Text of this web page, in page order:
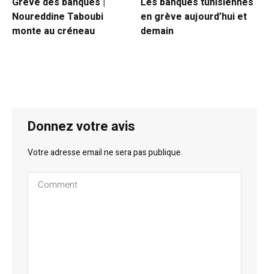
Noureddine Taboubi
monte au créneau
en grève aujourd’hui et
demain
Donnez votre avis
Votre adresse email ne sera pas publique.